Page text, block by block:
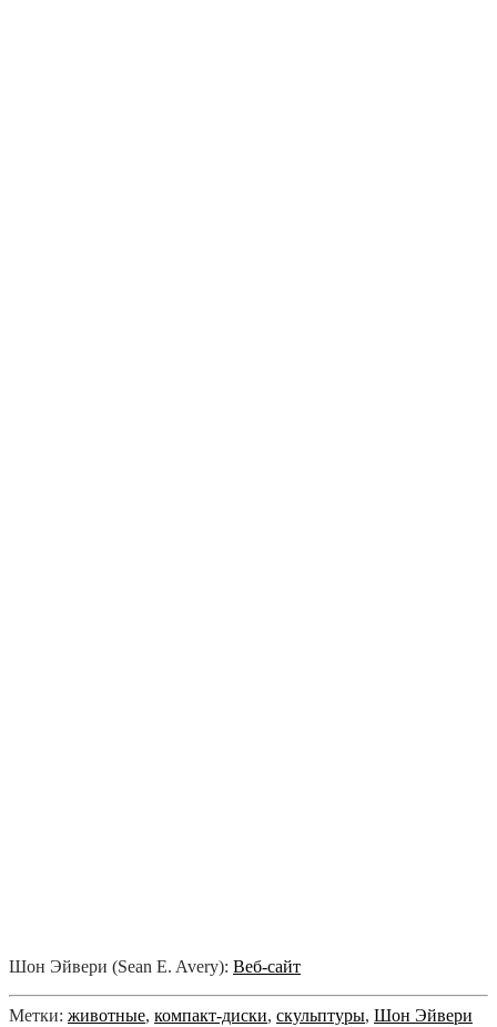
Шон Эйвери (Sean E. Avery): Веб-сайт
Метки: животные, компакт-диски, скульптуры, Шон Эйвери